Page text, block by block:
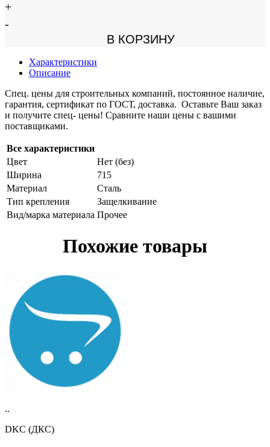
+
-
В КОРЗИНУ
Характеристики
Описание
Спец. цены для строительных компаний, постоянное наличие,
гарантия, сертификат по ГОСТ, доставка. Оставьте Ваш заказ
и получите спец- цены! Сравните наши цены с вашими
поставщиками.
Все характеристики
Цвет
Нет (без)
Ширина
715
Материал
Сталь
Тип крепления
Защелкивание
Вид/марка материала Прочее
Похожие товары
..
DKC (ДКС)